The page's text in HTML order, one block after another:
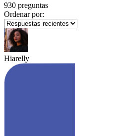
930 preguntas
Ordenar por:
Hiarelly